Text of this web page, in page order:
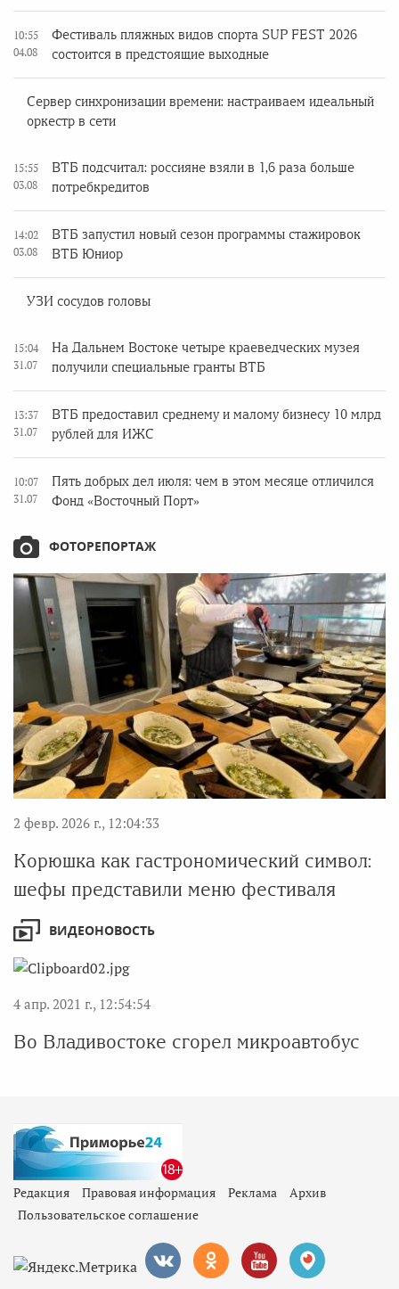
10:55
04.08
Фестиваль пляжных видов спорта SUP FEST 2026
состоится в предстоящие выходные
Сервер синхронизации времени: настраиваем идеальный
оркестр в сети
15:55
03.08
ВТБ подсчитал: россияне взяли в 1,6 раза больше
потребкредитов
14:02
03.08
ВТБ запустил новый сезон программы стажировок
ВТБ Юниор
УЗИ сосудов головы
15:04
31.07
На Дальнем Востоке четыре краеведческих музея
получили специальные гранты ВТБ
13:37
31.07
ВТБ предоставил среднему и малому бизнесу 10 млрд
рублей для ИЖС
10:07
31.07
Пять добрых дел июля: чем в этом месяце отличился
Фонд «Восточный Порт»
ФОТОРЕПОРТАЖ
2 февр. 2026 г., 12:04:33
Корюшка как гастрономический символ:
шефы представили меню фестиваля
ВИДЕОНОВОСТЬ
4 апр. 2021 г., 12:54:54
Во Владивостоке сгорел микроавтобус
Редакция Правовая информация Реклама
Архив
Пользовательское соглашение